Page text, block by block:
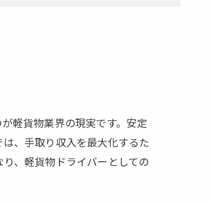
軽貨物業界の現実です。安定
、手取り収入を最大化するた
、軽貨物ドライバーとしての